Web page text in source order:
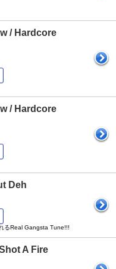
/ Hardcore
/ Hardcore
Deh
るReal Gangsta Tune!!!
A Fire